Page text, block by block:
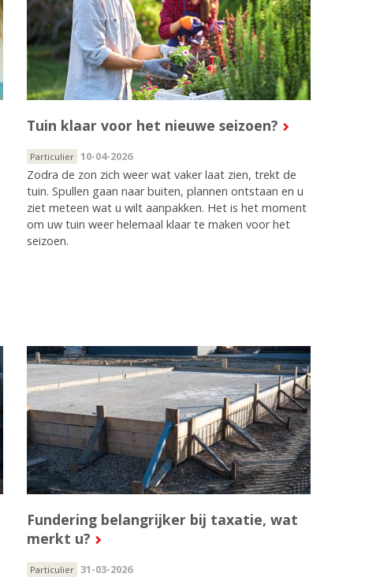
Tuin klaar voor het nieuwe seizoen?
Particulier 10-04-2026
Zodra de zon zich weer wat vaker laat zien, trekt de
tuin. Spullen gaan naar buiten, plannen ontstaan en u
ziet meteen wat u wilt aanpakken. Het is het moment
om uw tuin weer helemaal klaar te maken voor het
seizoen.
Fundering belangrijker bij taxatie, wat
merkt u?
Particulier 31-03-2026